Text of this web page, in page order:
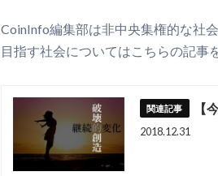
CoinInfo編集部は非中央集権的な社
目指す社会についてはこちらの記事
【
2018.12.31